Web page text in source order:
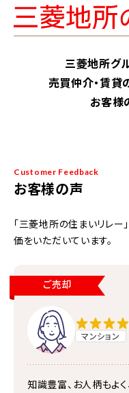
三菱地所グ
売買仲介・賃貸
お客様
Customer Feedback
お客様の声
「三菱地所の住まいリレ
価をいただいています。
ご売却
マンション
知識豊富、お人柄もよ